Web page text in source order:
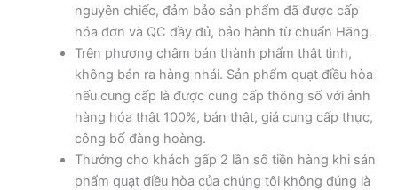
nguyên chiếc, đảm bảo sản phẩm đã được cấp
hóa đơn và QC đầy đủ, bảo hành từ chuẩn Hãng.
Trên phương châm bán thành phẩm thật tình,
không bán ra hàng nhái. Sản phẩm quạt điều hòa
nếu cung cấp là được cung cấp thông số với ảnh
hàng hóa thật 100%, bán thật, giá cung cấp thực,
công bố đàng hoàng.
Thưởng cho khách gấp 2 lần số tiền hàng khi sản
phẩm quạt điều hòa của chúng tôi không đúng là